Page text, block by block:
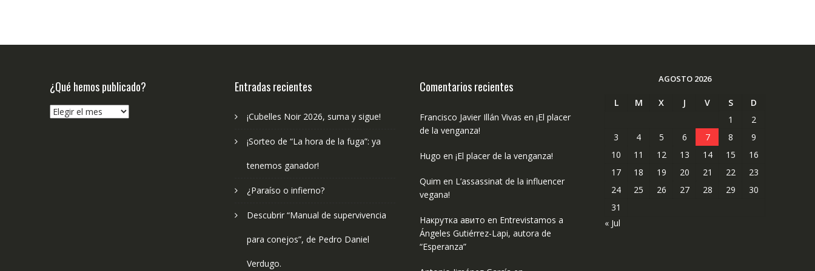
¿Qué hemos publicado?
¿Qué
Entradas recientes
¡Cubelles Noir 2026, suma y sigue!
¡Sorteo de “La hora de la fuga”: ya
tenemos ganador!
¿Paraíso o infierno?
Descubrir “Manual de supervivencia
para conejos”, de Pedro Daniel
Verdugo.
Comentarios recientes
Francisco Javier Illán Vivas en ¡El placer
de la venganza!
Hugo en ¡El placer de la venganza!
Quim en L’assassinat de la influencer
vegana!
Накрутка авито en Entrevistamos a
Ángeles Gutiérrez-Lapi, autora de
“Esperanza”
AGOSTO 2026
L M X J V S
D
1
2
3
4 5 6 7 8
9
10
11 12 13 14 15
16
17
18 19 20 21 22
23
24
25 26 27 28 29
30
31
« Jul